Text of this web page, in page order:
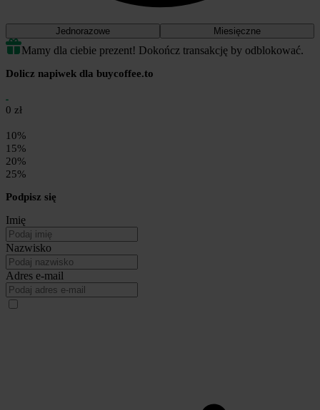
Jednorazowe Miesięczne
Mamy dla ciebie prezent! Dokończ transakcję by odblokować.
Dolicz napiwek dla buycoffee.to
0 zł
10%
15%
20%
25%
Podpisz się
Imię
Nazwisko
Adres e-mail